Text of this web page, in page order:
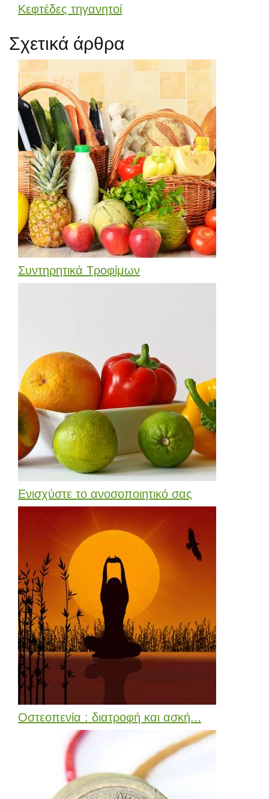
Κεφτέδες τηγανητοί
Σχετικά άρθρα
Συντηρητικά Τροφίμων
Ενισχύστε το ανοσοποιητικό σας
Οστεοπενία : διατροφή και ασκή...